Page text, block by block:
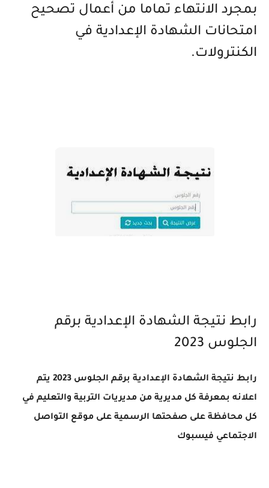
بمجرد الانتهاء تماما من أعمال تصحيح
امتحانات الشهادة الإعدادية في
الكنترولات.
رابط نتيجة الشهادة الإعدادية برقم
الجلوس 2023
رابط نتيجة الشهادة الإعدادية برقم الجلوس 2023 يتم
اعلانه بمعرفة كل مديرية من مديريات التربية والتعليم في
كل محافظة على صفحتها الرسمية على موقع التواصل
الاجتماعي فيسبوك